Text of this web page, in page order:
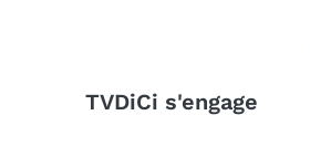
TVDiCi s'engage